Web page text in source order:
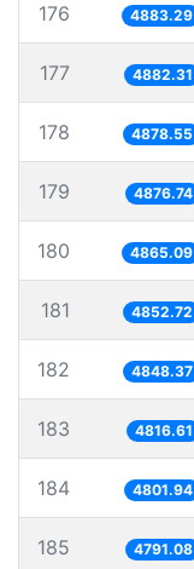
176 4883.29
177 4882.31
178 4878.55
179 4876.74
180 4865.09
181 4852.72
182 4848.37
183 4816.61
184 4801.94
185 4791.08